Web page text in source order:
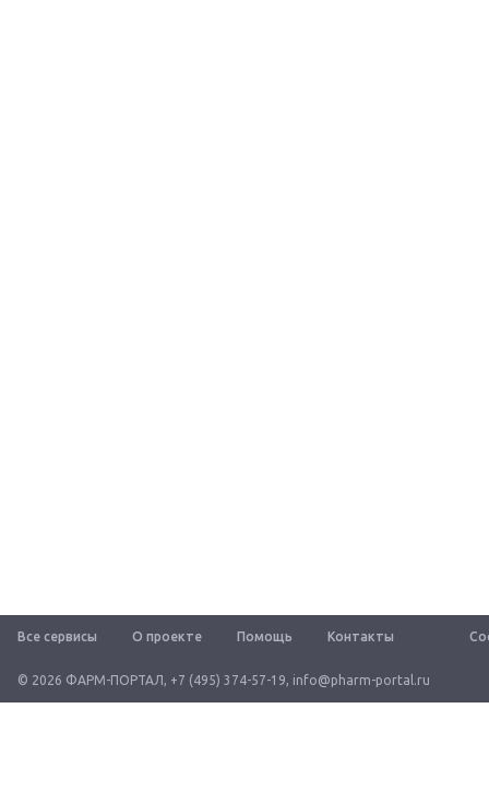
Все сервисы О проекте Помощь Контакты
© 2026 ФАРМ-ПОРТАЛ, +7 (495) 374-57-19, info@pharm-portal.ru